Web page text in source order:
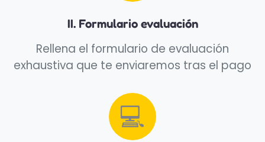
II. Formulario evaluación
Rellena el formulario de evaluación
exhaustiva que te enviaremos tras el pago
💻